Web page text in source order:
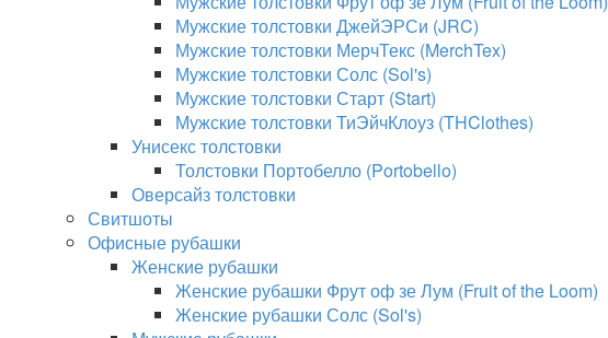
Мужские толстовки ДжейЭРСи (JRC)
Мужские толстовки МерчТекс (MerchTex)
Мужские толстовки Солс (Sol's)
Мужские толстовки Старт (Start)
Мужские толстовки ТиЭйчКлоуз (THClothes)
Унисекс толстовки
Толстовки Портобелло (Portobello)
Оверсайз толстовки
Свитшоты
Офисные рубашки
Женские рубашки
Женские рубашки Фрут оф зе Лум (Fruit of the Loom)
Женские рубашки Солс (Sol's)